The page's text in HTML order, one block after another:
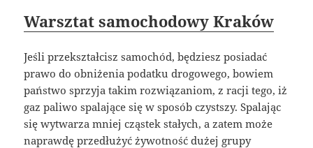
Warsztat samochodowy Kraków
Jeśli przekształcisz samochód, będziesz posiadać
prawo do obniżenia podatku drogowego, bowiem
państwo sprzyja takim rozwiązaniom, z racji tego, iż
gaz paliwo spalające się w sposób czystszy. Spalając
się wytwarza mniej cząstek stałych, a zatem może
naprawdę przedłużyć żywotność dużej grupy